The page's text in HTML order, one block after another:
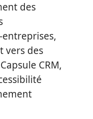
des
vers des
CRM,